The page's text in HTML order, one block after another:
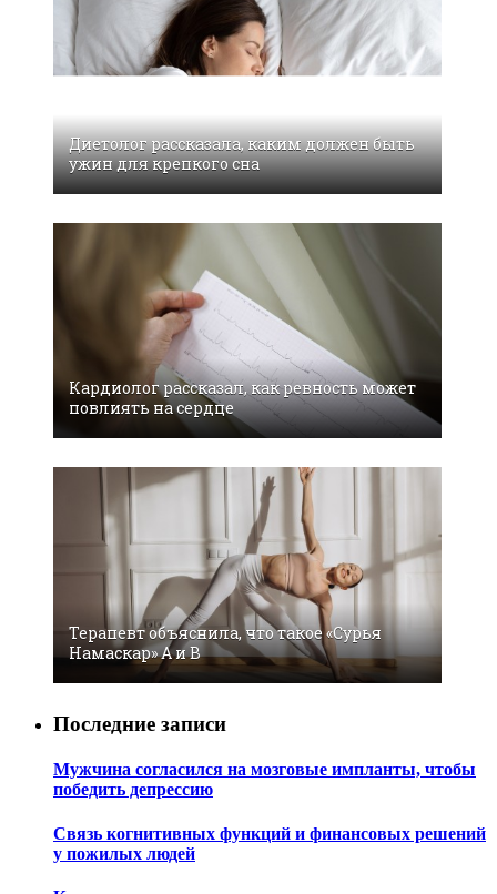
Диетолог рассказала, каким должен быть
ужин для крепкого сна
Кардиолог рассказал, как ревность может
повлиять на сердце
Терапевт объяснила, что такое «Сурья
Намаскар» А и В
Последние записи
Мужчина согласился на мозговые импланты, чтобы
победить депрессию
Связь когнитивных функций и финансовых решений
у пожилых людей